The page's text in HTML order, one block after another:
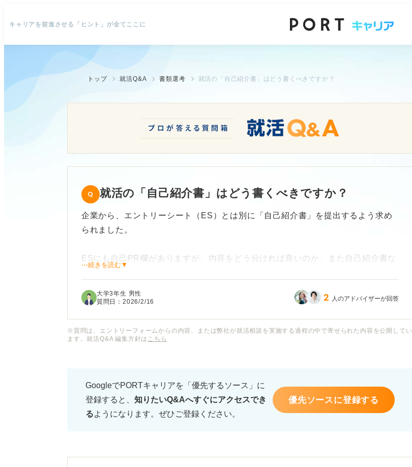
キャリアを前進させる「ヒント」が全てここに
トップ 就活Q&A 書類選考 就活の「自己紹介書」はどう書くべきですか？
就活の「自己紹介書」はどう書くべきですか？
企業から、エントリーシート（ES）とは別に「自己紹介書」を提出するよう求め
られました。
ESにも自己PR欄がありますが、内容をどう分ければ良いのか、また自己紹介書な
就活において自己紹介書はどんな目的で使われ、採用担当者はどこを見て判断して
すべきポイントを知りたいです。
⋯続きを読む▼
大学3年生 男性
質問日：2026/2/16 2 人のアドバイザーが回答
※質問は、エントリーフォームからの内容、または弊社が就活相談を実施する過程の中で寄せられた内容を公開してい
ます。就活Q&A 編集方針は こちら
GoogleでPORTキャリアを「優先するソース」に
登録すると、 知りたいQ&Aへすぐにアクセスでき
るようになります。ぜひご登録ください。
優先ソースに登録する